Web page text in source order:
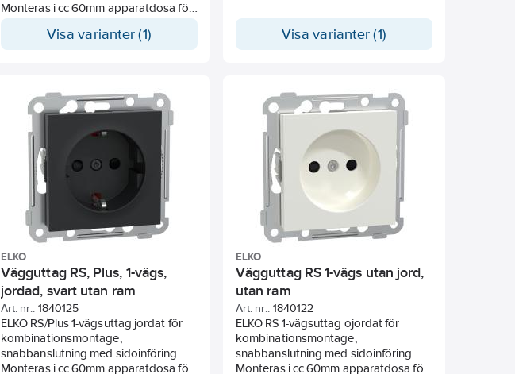
Monteras i cc 60mm apparatdosa för
dosa för utanpåliggande montering,
RS eller Plus ram. Driftspänningen är
250VAC vid 50/60 Hz driftsströmmen
är 16A. Skyddsklass IP21 med IK06
slaghållfasthet. Måtten på produkten
är (B) 71 mm x (H) 71 mm x (D) 42 mm.
Den är gjord av (PC/ABS). Färgen på
produkten är Fjällvit (RAL 9010) med
blank ytfinish.
Visa varianter (1)
dosa 35mm. Kompletteras med valfri
Visa varianter (1)
ELKO
Vägguttag RS, Plus, 1-vägs,
jordad, svart utan ram
Art. nr.: 1840125
ELKO RS/Plus 1-vägsuttag jordat för
kombinationsmontage,
snabbanslutning med sidoinföring.
Monteras i cc 60mm apparatdosa för
ELKO
Vägguttag RS 1-vägs utan jord,
utan ram
Art. nr.: 1840122
ELKO RS 1-vägsuttag ojordat för
kombinationsmontage,
snabbanslutning med sidoinföring.
Monteras i cc 60mm apparatdosa för